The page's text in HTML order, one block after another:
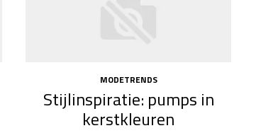
MODETRENDS
Stijlinspiratie: pumps in
kerstkleuren